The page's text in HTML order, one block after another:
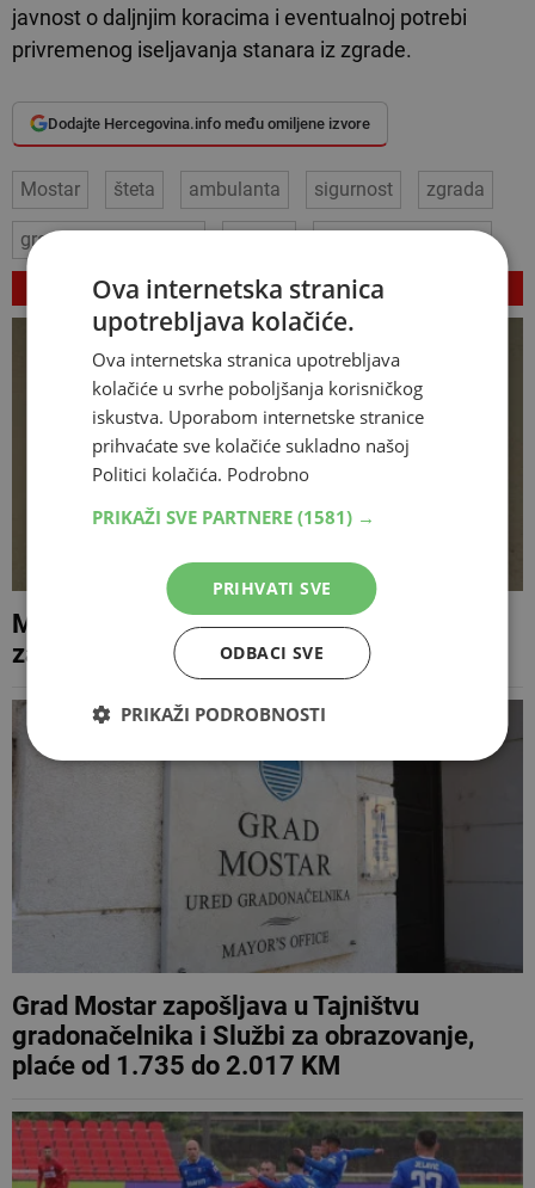
javnost o daljnjim koracima i eventualnoj potrebi
privremenog iseljavanja stanara iz zgrade.
Dodajte Hercegovina.info među omiljene izvore
Mostar šteta ambulanta sigurnost zgrada
građevinski materijal inspekcijske službe
VEZANI ČLANCI
Ministarstvo za pitanja branitelja HNŽ-a
zapošljava, poznat iznos osnovne plaće
Grad Mostar zapošljava u Tajništvu
gradonačelnika i Službi za obrazovanje,
plaće od 1.735 do 2.017 KM
Ova internetska stranica
upotrebljava kolačiće.
Ova internetska stranica upotrebljava
kolačiće u svrhe poboljšanja korisničkog
iskustva. Uporabom internetske stranice
prihvaćate sve kolačiće sukladno našoj
Politici kolačića. Podrobno
PRIKAŽI SVE PARTNERE (1581) →
PRIHVATI SVE
ODBACI SVE
PRIKAŽI PODROBNOSTI